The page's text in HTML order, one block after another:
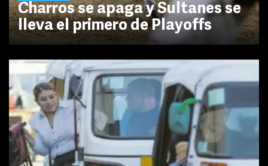
Charros se apaga y Sultanes se
lleva el primero de Playoffs